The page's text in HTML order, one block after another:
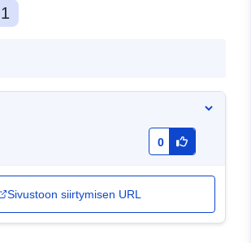
1
0
Sivustoon siirtymisen URL